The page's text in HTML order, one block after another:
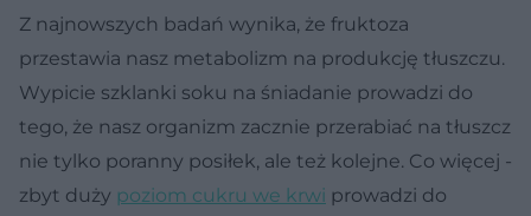
Z najnowszych badań wynika, że fruktoza
przestawia nasz metabolizm na produkcję tłuszczu.
Wypicie szklanki soku na śniadanie prowadzi do
tego, że nasz organizm zacznie przerabiać na tłuszcz
nie tylko poranny posiłek, ale też kolejne. Co więcej -
zbyt duży poziom cukru we krwi prowadzi do